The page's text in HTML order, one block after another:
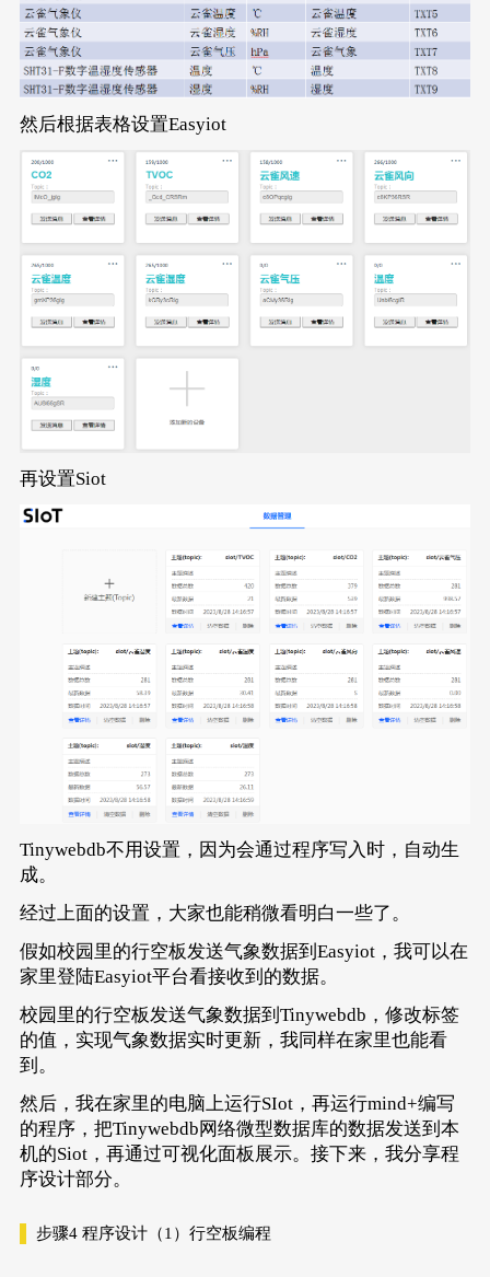
然后根据表格设置Easyiot
再设置Siot
Tinywebdb不用设置，因为会通过程序写入时，自动生
成。
经过上面的设置，大家也能稍微看明白一些了。
假如校园里的行空板发送气象数据到Easyiot，我可以在
家里登陆Easyiot平台看接收到的数据。
校园里的行空板发送气象数据到Tinywebdb，修改标签
的值，实现气象数据实时更新，我同样在家里也能看
到。
然后，我在家里的电脑上运行SIot，再运行mind+编写
的程序，把Tinywebdb网络微型数据库的数据发送到本
机的Siot，再通过可视化面板展示。接下来，我分享程
序设计部分。
步骤4 程序设计（1）行空板编程